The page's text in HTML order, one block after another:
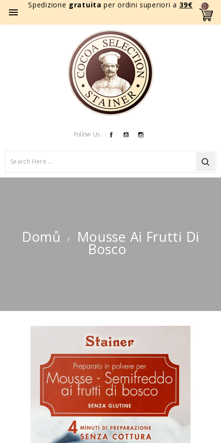
Spedizione gratuita per ordini superiori a 39€

0
Follow Us : FacebookYouTube
Domů Mousse Ai Frutti Di
Bosco